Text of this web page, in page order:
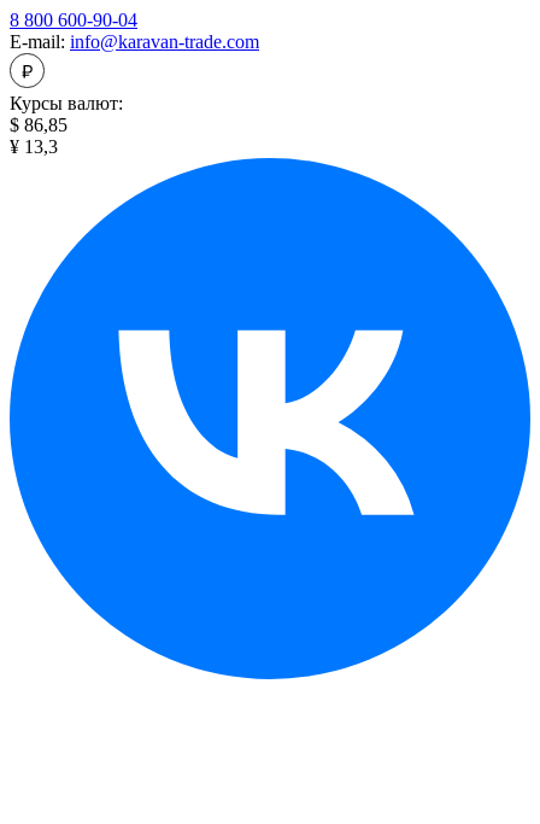
8 800 600-90-04
E-mail: info@karavan-trade.com
Курсы валют:
$ 86,85
¥ 13,3